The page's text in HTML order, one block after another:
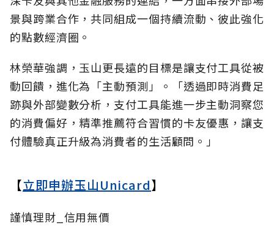
景與跨業合作，共同組成一個持續流動、彼此強化
的點數經濟圈。
林榮華強調，玉山更長遠的目標是讓支付工具從被
動回饋，進化為「主動預測」。「透過即時消費足
跡與外部變數分析，支付工具能進一步主動洞察您
的消費偏好，精準推薦符合習慣的卡友優惠，讓支
付體驗真正升級為消費者的生活顧問。」
【立即申辦玉山Unicard】
謹慎理財_信用無價